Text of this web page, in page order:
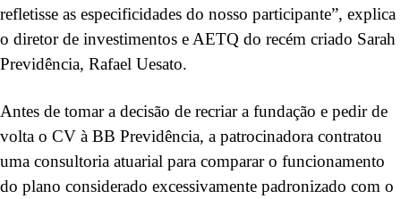
refletisse as especificidades do nosso participante”, explica
o diretor de investimentos e AETQ do recém criado Sarah
Previdência, Rafael Uesato.
Antes de tomar a decisão de recriar a fundação e pedir de
volta o CV à BB Previdência, a patrocinadora contratou
uma consultoria atuarial para comparar o funcionamento
do plano considerado excessivamente padronizado com o